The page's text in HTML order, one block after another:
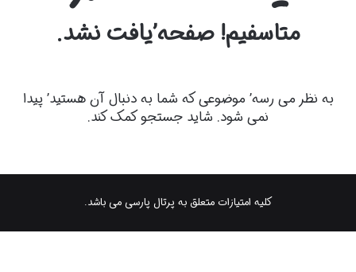
متاسفیم! صفحه’یافت نشد.
به نظر می رسه’ موضوعی که شما به دنبال آن هستید’ پیدا
نمی شود. شاید جستجو کمک کند.
کلیه امتیازات متعلق به پرتال پارسی می باشد.